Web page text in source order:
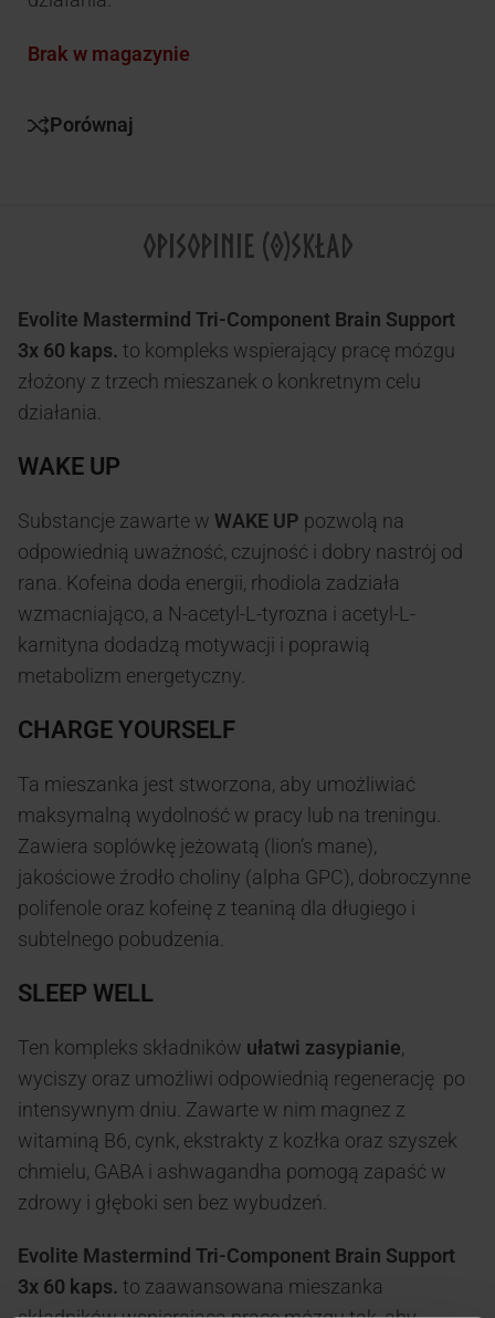
Brak w magazynie
Porównaj
OPISOPINIE (0)SKŁAD
Evolite Mastermind Tri-Component Brain Support
3x 60 kaps.to kompleks wspierający pracę mózgu
złożony z trzech mieszanek o konkretnym celu
działania.
WAKE UP
Substancje zawarte wWAKE UP pozwolą na
odpowiednią uważność, czujność i dobry nastrój od
rana. Kofeina doda energii, rhodiola zadziała
wzmacniająco, a N-acetyl-L-tyrozna i acetyl-L-
karnityna dodadzą motywacji i poprawią
metabolizm energetyczny.
CHARGE YOURSELF
Ta mieszanka jest stworzona, aby umożliwiać
maksymalną wydolność w pracy lub na treningu.
Zawiera soplówkę jeżowatą (lion’s mane),
jakościowe źrodło choliny (alpha GPC), dobroczynne
polifenole oraz kofeinę z teaniną dla długiego i
subtelnego pobudzenia.
SLEEP WELL
Ten kompleks składników ułatwi zasypianie,
wyciszy oraz umożliwi odpowiednią regenerację po
intensywnym dniu. Zawarte w nim magnez z
witaminą B6, cynk, ekstrakty z kozłka oraz szyszek
chmielu, GABA i ashwagandha pomogą zapaść w
zdrowy i głęboki sen bez wybudzeń.
Evolite Mastermind Tri-Component Brain Support
3x 60 kaps.to zaawansowana mieszanka